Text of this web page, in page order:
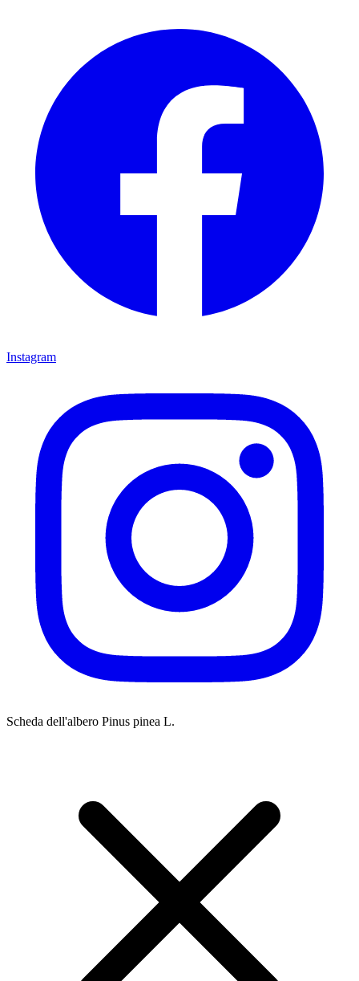
Instagram
Scheda dell'albero Pinus pinea L.